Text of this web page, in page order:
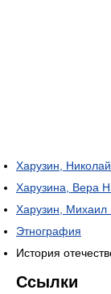
Харузин,
Харузина, Вера
Харузин, Михаил
Этнография
История
Ссылки